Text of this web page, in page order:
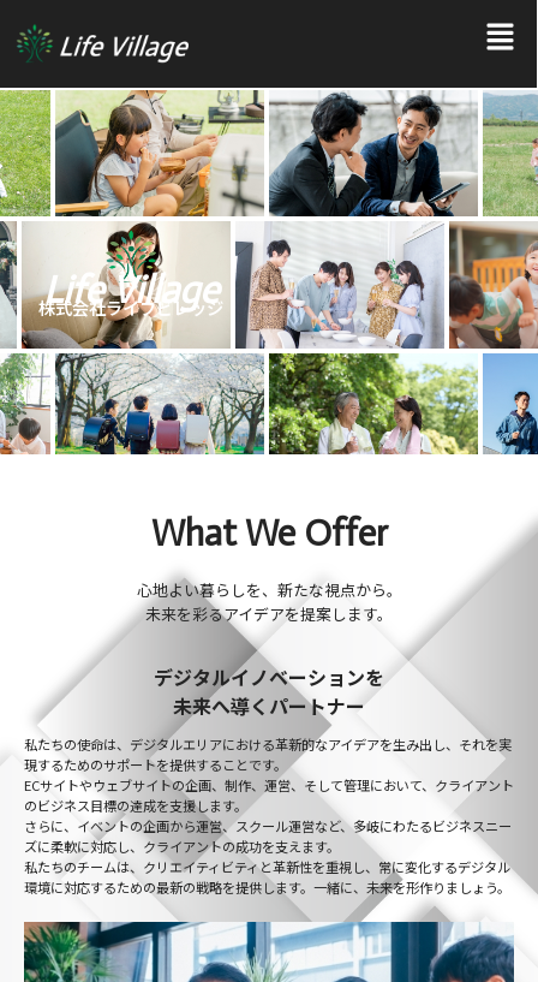
Life Village
株式会社ライフビレッジ
What We Offer
心地よい暮らしを、新たな視点から。
未来を彩るアイデアを提案します。
デジタルイノベーションを
未来へ導くパートナー
私たちの使命は、デジタルエリアにおける革新的なアイデアを生み出し、それを実
現するためのサポートを提供することです。
ECサイトやウェブサイトの企画、制作、運営、そして管理において、クライアント
のビジネス目標の達成を支援します。
さらに、イベントの企画から運営、スクール運営など、多岐にわたるビジネスニー
ズに柔軟に対応し、クライアントの成功を支えます。
私たちのチームは、クリエイティビティと革新性を重視し、常に変化するデジタル
環境に対応するための最新の戦略を提供します。一緒に、未来を形作りましょう。